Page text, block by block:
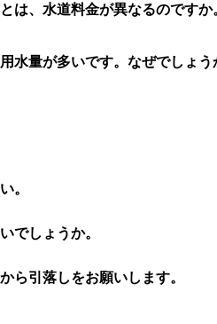
は、水道料金が異なるのですか
水量が多いです。なぜでしょう
。
でしょうか。
ら引落しをお願いします。